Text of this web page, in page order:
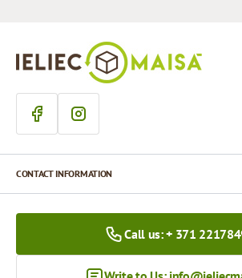
CONTACT INFORMATION
Call us: + 371